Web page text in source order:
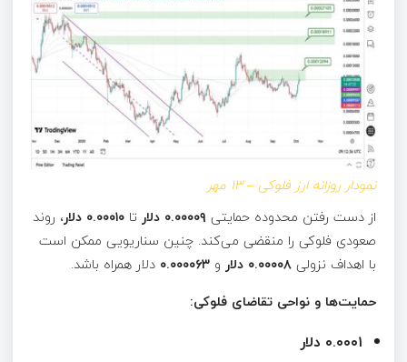
نمودار روزانه ارز فلوکی – ۱۳ مهر
از دست رفتن محدوده حمایتی ۰.۰۰۰۰۹ دلار تا ۰.۰۰۰۱۰ دلار
، روند
صعودی فلوکی را منقضی می‌کند. چنین سناریویی ممکن است
با اهداف نزولی ۰.۰۰۰۰۸ دلار و ۰.۰۰۰۰۶۳ دلار همراه باشد.
حمایت‌ها و نواحی تقاضای فلوکی:
۰.۰۰۰۱ دلار